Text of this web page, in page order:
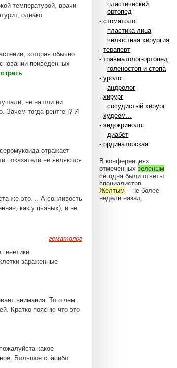
пластический
ортопед
- стоматолог
пластика лица
челюстная хирургия
- терапевт
- травматолог-ортопед
голеностоп и стопа
- уролог
андролог
- хирург
сосудистый хирург
- худеем...
- эндокринолог
диабет
- ординаторская
В конференциях
отмеченных зеленым
сегодня были ответы
специалистов.
Желтым – не более
недели назад.
температурой, врачи
однако
которая обычно
приведенных
не нашли ни
Зачем тогда рентген? И
отражает
показатели не являются
же это. .. А сонливость
как у пьяных), и не
гематолог
зараженные
внимания. То о чем
Кратко поясню что это
какое
Большое спасибо